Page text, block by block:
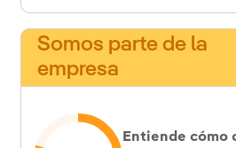
Somos parte de la
empresa
Entiende cómo